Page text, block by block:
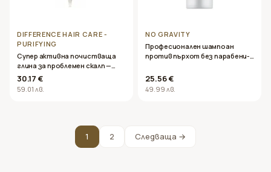
DIFFERENCE HAIR CARE -
PURIFYING
Супер активна почистваща
глина за проблемен скалп —
Difference Hair Care – PURIFYING
Super Active Clay Mud 150ml
30.17 €
59.01 лв.
NO GRAVITY
Професионален шампоан
против пърхот без парабени-
Shampoo 1000ml
25.56 €
49.99 лв.
1 2 Следваща →